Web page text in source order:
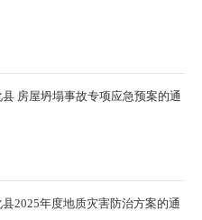
房屋坍塌事故专项应急预案的通
2025年度地质灾害防治方案的通